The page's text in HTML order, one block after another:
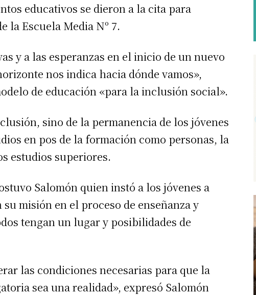
educativos se dieron a la cita para
la Escuela Media Nº 7.
y a las esperanzas en el inicio de un nuevo
nos indica hacia dónde vamos»,
de educación «para la inclusión social».
sino de la permanencia de los jóvenes
en pos de la formación como personas, la
estudios superiores.
Salomón quien instó a los jóvenes a
misión en el proceso de enseñanza y
tengan un lugar y posibilidades de
las condiciones necesarias para que la
sea una realidad», expresó Salomón